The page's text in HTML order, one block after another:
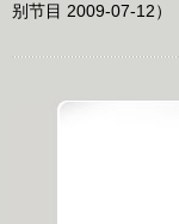
别节目 2009-07-12）